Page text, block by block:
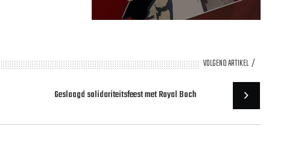
VOLGEND ARTIKEL
Geslaagd solidariteitsfeest met Royal Boch